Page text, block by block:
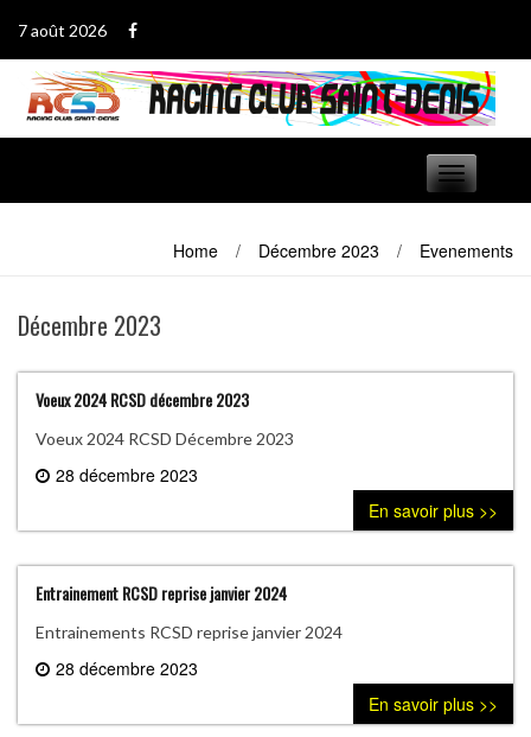
contenu
7 août 2026
Basculer
navigation
Home / Décembre 2023 / Evenements
Décembre 2023
Voeux 2024 RCSD décembre 2023
Voeux 2024 RCSD Décembre 2023
28 décembre 2023
0 commentaire
En savoir plus >>
Entrainement RCSD reprise janvier 2024
Entrainements RCSD reprise janvier 2024
28 décembre 2023
0 commentaire
En savoir plus >>